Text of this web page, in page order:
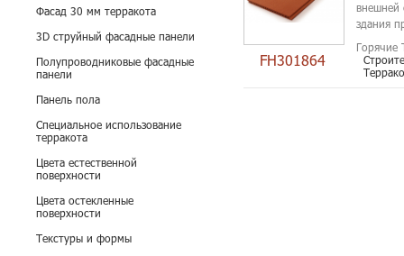
Фасад 30 мм терракота
3D струйный фасадные панели
Полупроводниковые фасадные
панели
Панель пола
Специальное использование
терракота
Цвета естественной
поверхности
Цвета остекленные
поверхности
Текстуры и формы
FH301864
внешней
здания
Горячие